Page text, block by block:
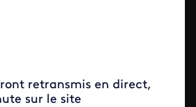
retransmis en direct,
sur le site